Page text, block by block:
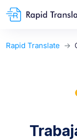
Rapid Translate